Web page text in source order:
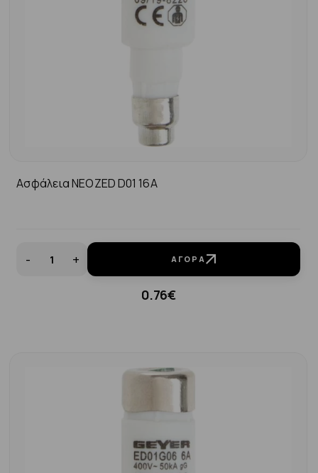
Ασφάλεια ΝΕΟΖΕD D01 16A
- + ΑΓΟΡΆ
0.76€